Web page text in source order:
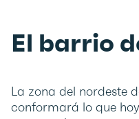
El barrio
La zona del nordeste
conformará lo que